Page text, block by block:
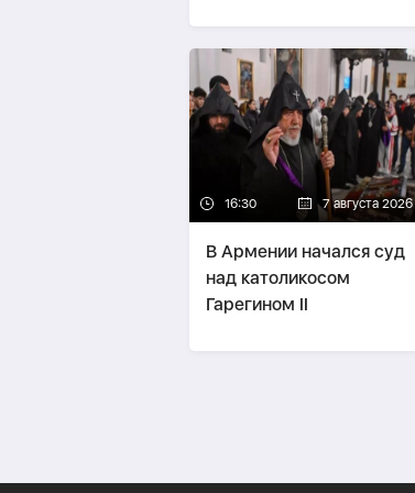
страны -МНЕНИЕ
16:30 7 августа 2026
В Армении начался суд
над католикосом
Гарегином II